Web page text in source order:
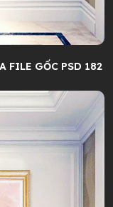
FILE GỐC PSD 182